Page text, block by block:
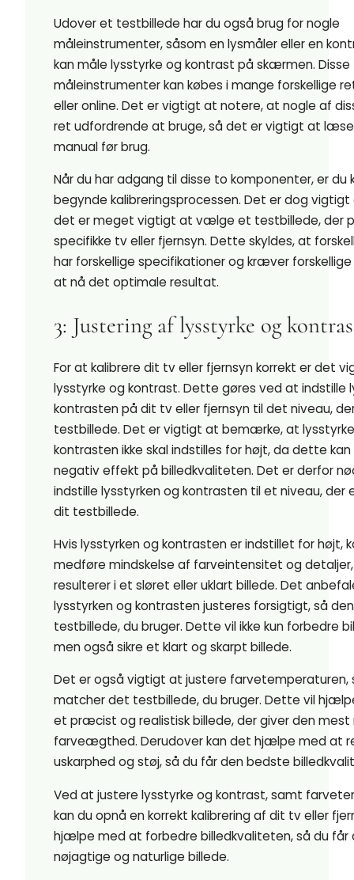
Udover et testbillede har du også brug for nogle
måleinstrumenter, såsom en lysmåler eller en
kan måle lysstyrke og kontrast på skærmen. Disse
måleinstrumenter kan købes i mange forskellige
eller online. Det er vigtigt at notere, at nogle af
ret udfordrende at bruge, så det er vigtigt at
manual før brug.
Når du har adgang til disse to komponenter, er du
begynde kalibreringsprocessen. Det er dog vigtigt
det er meget vigtigt at vælge et testbillede, der
specifikke tv eller fjernsyn. Dette skyldes, at
har forskellige specifikationer og kræver
at nå det optimale resultat.
3: Justering af lysstyrke og
For at kalibrere dit tv eller fjernsyn korrekt er det
lysstyrke og kontrast. Dette gøres ved at indstille
kontrasten på dit tv eller fjernsyn til det niveau,
testbillede. Det er vigtigt at bemærke, at
kontrasten ikke skal indstilles for højt, da dette
negativ effekt på billedkvaliteten. Det er derfor
indstille lysstyrken og kontrasten til et niveau, der
dit testbillede.
Hvis lysstyrken og kontrasten er indstillet for højt,
medføre mindskelse af farveintensitet og
resulterer i et sløret eller uklart billede. Det
lysstyrken og kontrasten justeres forsigtigt, så
testbillede, du bruger. Dette vil ikke kun forbedre
men også sikre et klart og skarpt billede.
Det er også vigtigt at justere farvetemperaturen,
matcher det testbillede, du bruger. Dette vil
et præcist og realistisk billede, der giver den
farveægthed. Derudover kan det hjælpe med at
uskarphed og støj, så du får den bedste
Ved at justere lysstyrke og kontrast, samt
kan du opnå en korrekt kalibrering af dit tv eller
hjælpe med at forbedre billedkvaliteten, så du
nøjagtige og naturlige billede.